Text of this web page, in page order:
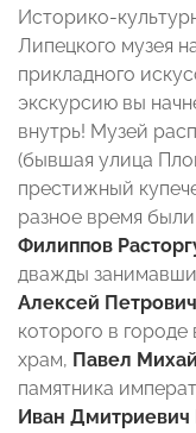
Историко-
Липецкого музея
прикладного
экскурсию вы
внутрь! Музей
(бывшая улица
престижный
разное время
Филиппов
дважды
Алексей
которого в
храм, Павел
памятника
Иван Дмитриевич